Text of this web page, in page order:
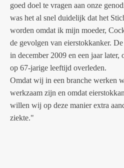
goed doel te vragen aan onze
was het al snel duidelijk dat het
worden omdat ik mijn moeder,
de gevolgen van eierstokkanker. De
in december 2009 en een jaar later,
op 67-jarige leeftijd overleden.
Omdat wij in een branche werken
werkzaam zijn en omdat
willen wij op deze manier extra
ziekte."